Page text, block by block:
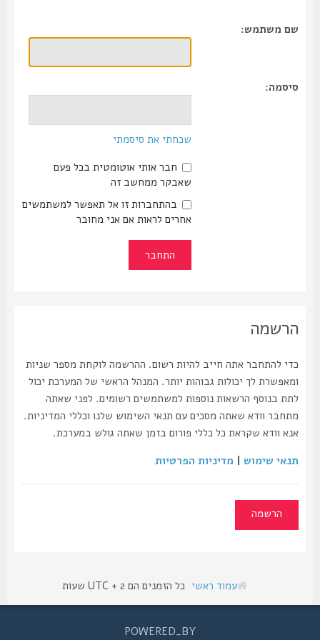
שם משתמש:
סיסמה:
שכחתי את סיסמתי
חבר אותי אוטומטית בכל פעם
שאבקר ממחשב זה
בהתחברות זו אל תאפשר למשתמשים
אחרים לראות אם אני מחובר
הרשמה
כדי להתחבר אתה חייב להיות רשום. ההרשמה לוקחת מספר שניות
ומאפשרת לך יכולות גבוהות יותר. המנהל הראשי של המערכת יכול
לתת בנוסף הרשאות נוספות למשתמשים רשומים. לפני שאתה
מתחבר וודא שאתה מסכים עם תנאי השימוש שלנו וכללי המדיניות.
אנא וודא שקראת כל כללי פורום בזמן שאתה גולש במערכת.
תנאי שימוש|מדיניות הפרטיות
הרשמה
עמוד ראשי כל הזמנים הם UTC + 2 שעות
POWERED_BY